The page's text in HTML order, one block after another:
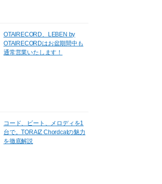
OTAIRECORD、LEBEN by
OTAIRECORDはお盆期間中も
通常営業いたします！
コード、ビート、メロディを1
台で。TORAIZ Chordcatの魅力
を徹底解説